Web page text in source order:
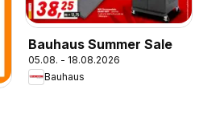
Bauhaus Summer Sale
05.08. - 18.08.2026
Bauhaus